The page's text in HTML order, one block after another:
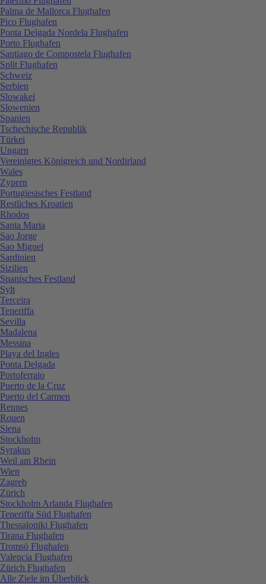
Palma de Mallorca Flughafen
Pico Flughafen
Ponta Delgada Nordela Flughafen
Porto Flughafen
Santiago de Compostela Flughafen
Split Flughafen
Schweiz
Serbien
Slowakei
Slowenien
Spanien
Tschechische Republik
Türkei
Ungarn
Vereinigtes Königreich und Nordirland
Wales
Zypern
Portugiesisches Festland
Restliches Kroatien
Rhodos
Santa Maria
Sao Jorge
Sao Miguel
Sardinien
Sizilien
Spanisches Festland
Sylt
Terceira
Teneriffa
Sevilla
Madalena
Messina
Playa del Ingles
Ponta Delgada
Portoferraio
Puerto de la Cruz
Puerto del Carmen
Rennes
Rouen
Siena
Stockholm
Syrakus
Weil am Rhein
Wien
Zagreb
Zürich
Stockholm Arlanda Flughafen
Teneriffa Süd Flughafen
Thessaloniki Flughafen
Tirana Flughafen
Tromsö Flughafen
Valencia Flughafen
Zürich Flughafen
Alle Ziele im Überblick